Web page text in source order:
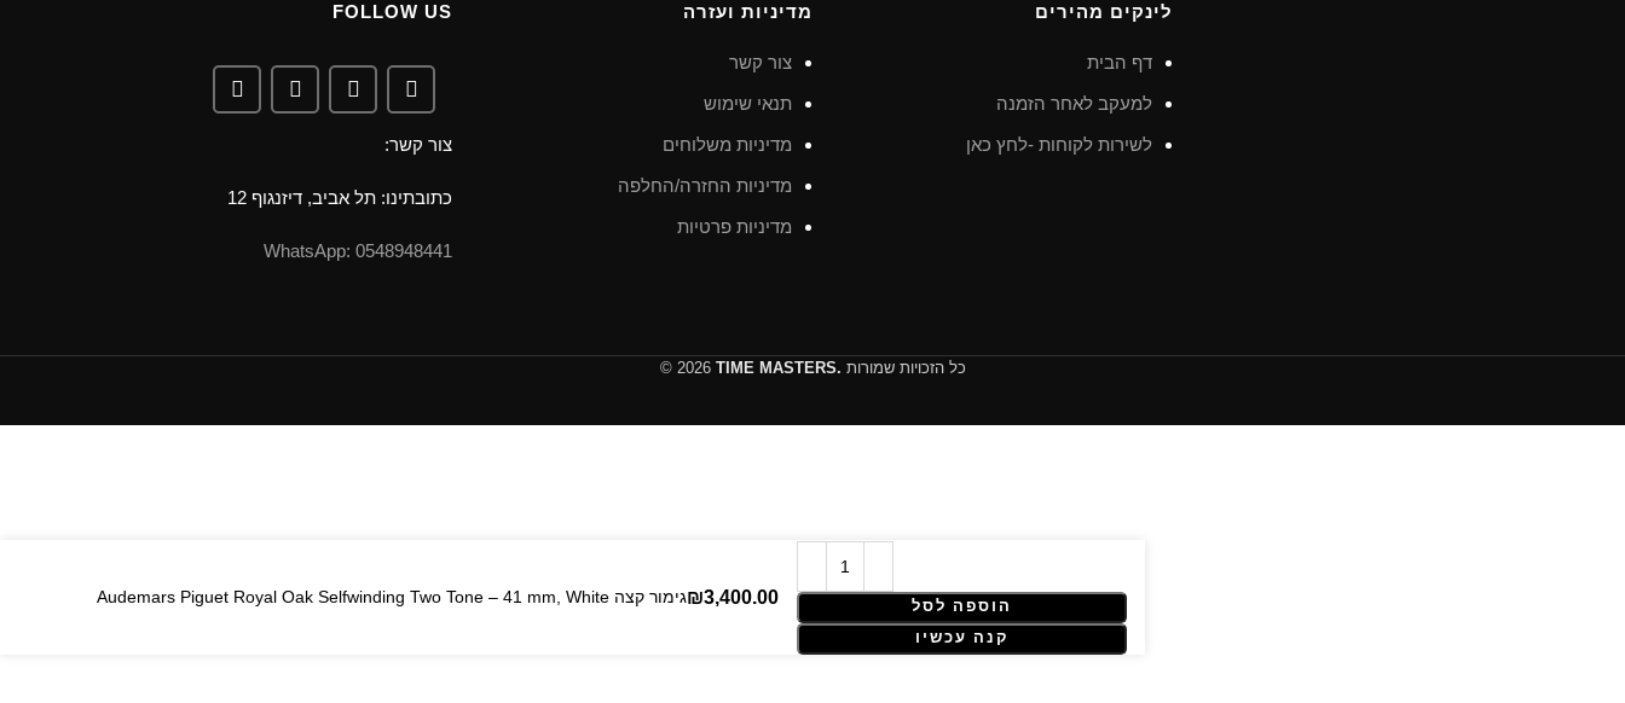
לינקים מהירים
דף הבית
למעקב לאחר הזמנה
לשירות לקוחות -לחץ כאן
מדיניות ועזרה
צור קשר
תנאי שימוש
מדיניות משלוחים
מדיניות החזרה/החלפה
מדיניות פרטיות
FOLLOW US
צור קשר:
כתובתינו: תל אביב, דיזנגוף 12
0548948441 :WhatsApp
© 2026 TIME MASTERS. כל הזכויות שמורות
Audemars Piguet Royal Oak Selfwinding Two Tone – 41 mm, White גימור קצה
הוספה לסל
קנה עכשיו